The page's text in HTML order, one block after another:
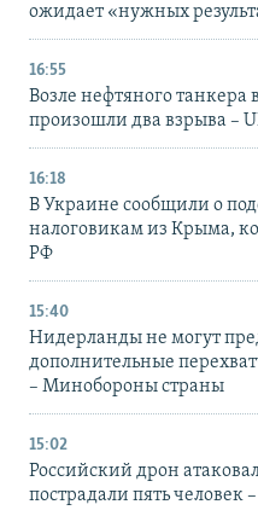
ожидает «нужных
16:55
Возле нефтяного танкера
произошли два взрыва –
16:18
В Украине сообщили о
налоговикам из Крыма,
РФ
15:40
Нидерланды не могут
дополнительные
– Минобороны страны
15:02
Российский дрон
пострадали пять человек